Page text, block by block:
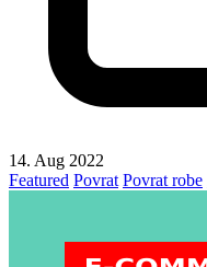
14. Aug 2022
Featured Povrat Povrat robe